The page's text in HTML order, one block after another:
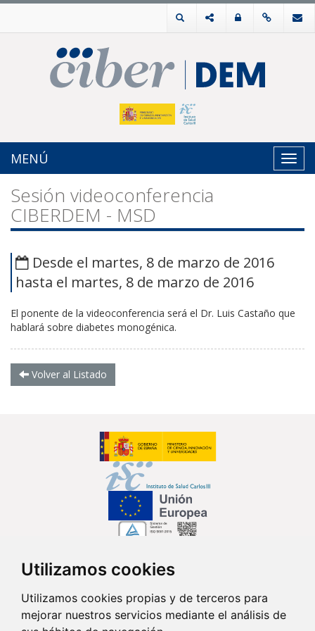
Utilizamos cookies
Utilizamos cookies propias y de terceros para
mejorar nuestros servicios mediante el análisis de
MENÚ
Sesión videoconferencia
CIBERDEM - MSD
Desde el martes, 8 de marzo de 2016
hasta el martes, 8 de marzo de 2016
El ponente de la videoconferencia será el Dr. Luis Castaño que
hablará sobre diabetes monogénica.
Volver al Listado
Síguenos en...
Contacto